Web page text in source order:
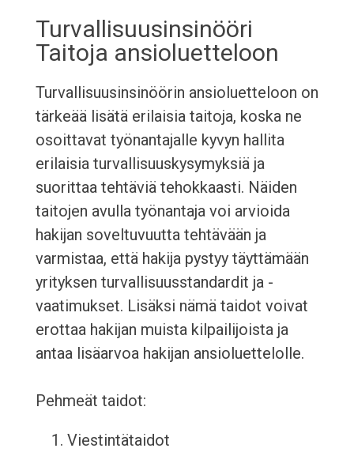
Turvallisuusinsinööri
Taitoja ansioluetteloon
Turvallisuusinsinöörin ansioluetteloon on
tärkeää lisätä erilaisia taitoja, koska ne
osoittavat työnantajalle kyvyn hallita
erilaisia turvallisuuskysymyksiä ja
suorittaa tehtäviä tehokkaasti. Näiden
taitojen avulla työnantaja voi arvioida
hakijan soveltuvuutta tehtävään ja
varmistaa, että hakija pystyy täyttämään
yrityksen turvallisuusstandardit ja -
vaatimukset. Lisäksi nämä taidot voivat
erottaa hakijan muista kilpailijoista ja
antaa lisäarvoa hakijan ansioluettelolle.
Pehmeät taidot:
Viestintätaidot